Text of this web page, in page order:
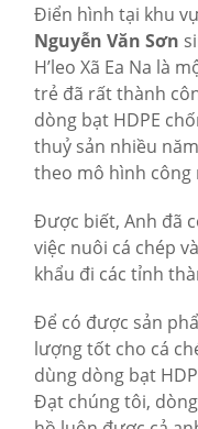
Điển hình tại khu
Nguyễn Văn Sơn
H’leo Xã Ea Na là
trẻ đã rất thành
dòng bạt HDPE
thuỷ sản nhiều
theo mô hình công
Được biết, Anh đã
việc nuôi cá chép
khẩu đi các tỉnh
Để có được sản
lượng tốt cho cá
dùng dòng bạt
Đạt chúng tôi,